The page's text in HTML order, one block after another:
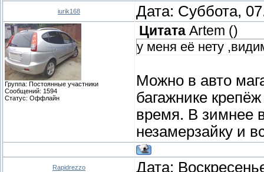
iurik168 Дата: Суббота,
Группа: Постоянные участники
Сообщений: 1594
Статус: Оффлайн
Цитата Artem ()
у меня её нету
Можно в авто
багажнике
время. В зимнее
незамерзайку и
Rapidrezzo Дата: